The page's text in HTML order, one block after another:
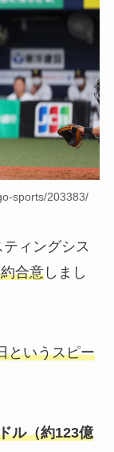
sports/203383/
ィングシス
合意しまし
というスピー
ル（約123億